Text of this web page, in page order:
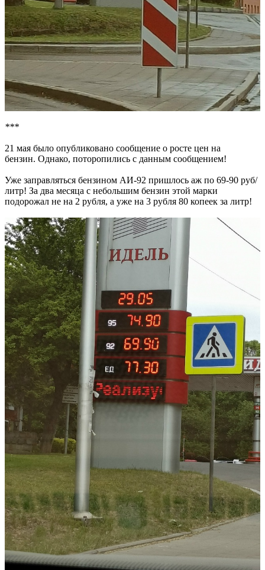
***
21 мая было опубликовано сообщение о росте цен на
бензин. Однако, поторопились с данным сообщением!
Уже заправляться бензином АИ-92 пришлось аж по 69-90 руб/
литр! За два месяца с небольшим бензин этой марки
подорожал не на 2 рубля, а уже на 3 рубля 80 копеек за литр!